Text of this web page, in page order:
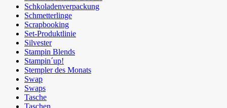
Schkoladenverpackung
Schmetterlinge
Scrapbooking
Set-Produktlinie
Silvester
Stampin Blends
Stampin´up!
Stempler des Monats
Swap
Swaps
Tasche
Taschen